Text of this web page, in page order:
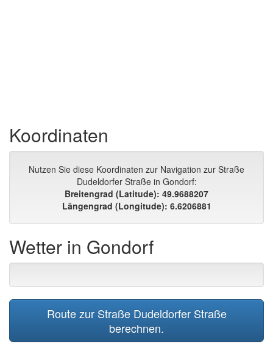
Koordinaten
Nutzen Sie diese Koordinaten zur Navigation zur Straße
Dudeldorfer Straße in Gondorf:
Breitengrad (Latitude): 49.9688207
Längengrad (Longitude): 6.6206881
Wetter in Gondorf
Route zur Straße Dudeldorfer Straße
berechnen.